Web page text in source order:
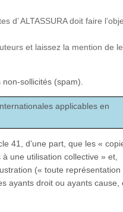
ALTASSURA doit faire
et laissez la mention de
sollicités (spam).
applicables en
41, d’une part, que les «
une utilisation collective » et,
(« toute représentation
ayants droit ou ayants cause,